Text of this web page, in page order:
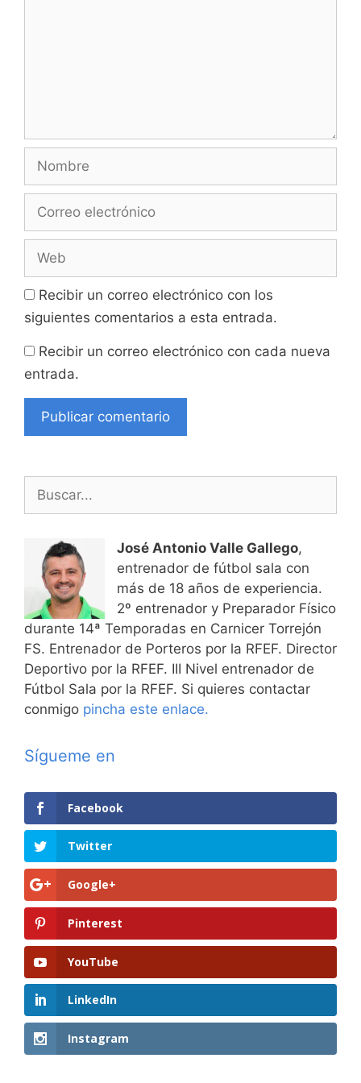
electrónico
Recibir un correo electrónico con los
siguientes comentarios a esta entrada.
Recibir un correo electrónico con cada nueva
entrada.
José Antonio Valle Gallego,
entrenador de fútbol sala con
más de 18 años de experiencia.
2º entrenador y Preparador Físico
durante 14ª Temporadas en Carnicer Torrejón
FS. Entrenador de Porteros por la RFEF. Director
Deportivo por la RFEF. III Nivel entrenador de
Fútbol Sala por la RFEF. Si quieres contactar
conmigo pincha este enlace.
Sígueme en
Facebook
Twitter
Google+
Pinterest
YouTube
LinkedIn
Instagram